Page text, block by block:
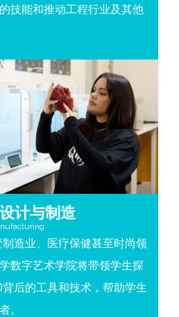
技能和推动工程行业及其他
计与制造
造业、医疗保健甚至时尚领
数字艺术学院将带领学生探
后的工具和技术，帮助学生
。